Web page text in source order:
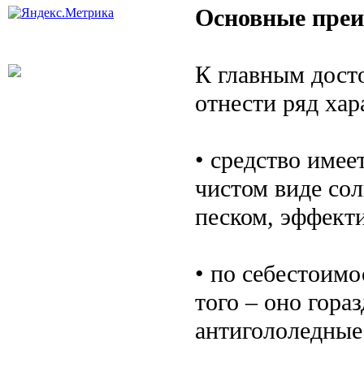
Основные
К главным
отнести ряд
• средство
чистом виде
песком,
• по
того – оно